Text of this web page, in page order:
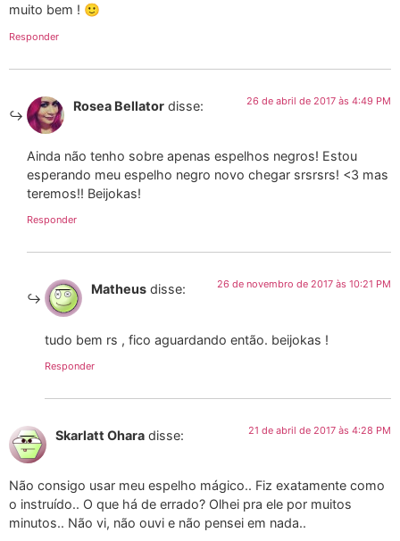
muito bem ! 🙂
Responder
Rosea Bellator disse: 26 de abril de 2017 às 4:49 PM
Ainda não tenho sobre apenas espelhos negros! Estou
esperando meu espelho negro novo chegar srsrsrs! <3 mas
teremos!! Beijokas!
Responder
Matheus disse: 26 de novembro de 2017 às 10:21 PM
tudo bem rs , fico aguardando então. beijokas !
Responder
Skarlatt Ohara disse: 21 de abril de 2017 às 4:28 PM
Não consigo usar meu espelho mágico.. Fiz exatamente como
o instruído.. O que há de errado? Olhei pra ele por muitos
minutos.. Não vi, não ouvi e não pensei em nada..